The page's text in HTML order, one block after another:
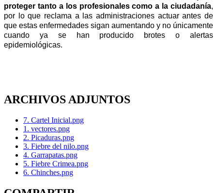
proteger tanto a los profesionales como a la ciudadanía,
por lo que reclama a las administraciones actuar antes de
que estas enfermedades sigan aumentando y no únicamente
cuando ya se han producido brotes o alertas
epidemiológicas.
ARCHIVOS ADJUNTOS
7. Cartel Inicial.png
1. vectores.png
2. Picaduras.png
3. Fiebre del nilo.png
4. Garrapatas.png
5. Fiebre Crimea.png
6. Chinches.png